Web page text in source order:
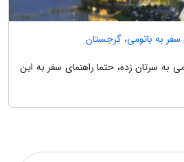
سفر به باتومی، گرجستان
به سرتان زده، حتما راهنمای سفر به این